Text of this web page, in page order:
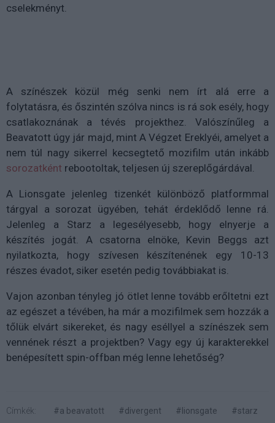
cselekményt.
A színészek közül még senki nem írt alá erre a
folytatásra, és őszintén szólva nincs is rá sok esély, hogy
csatlakoznának a tévés projekthez. Valószínűleg a
Beavatott úgy jár majd, mint A Végzet Ereklyéi, amelyet a
nem túl nagy sikerrel kecsegtető mozifilm után inkább
sorozatként rebootoltak, teljesen új szereplőgárdával.
A Lionsgate jelenleg tizenkét különböző platformmal
tárgyal a sorozat ügyében, tehát érdeklődő lenne rá.
Jelenleg a Starz a legesélyesebb, hogy elnyerje a
készítés jogát. A csatorna elnöke, Kevin Beggs azt
nyilatkozta, hogy szívesen készítenének egy 10-13
részes évadot, siker esetén pedig továbbiakat is.
Vajon azonban tényleg jó ötlet lenne tovább erőltetni ezt
az egészet a tévében, ha már a mozifilmek sem hozzák a
tőlük elvárt sikereket, és nagy eséllyel a színészek sem
vennének részt a projektben? Vagy egy új karakterekkel
benépesített spin-offban még lenne lehetőség?
Címkék: #a beavatott #divergent #lionsgate #starz